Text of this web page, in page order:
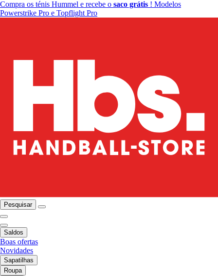
Compra os ténis Hummel e recebe o saco grátis ! Modelos
Powerstrike Pro e Topflight Pro
Pesquisar
Saldos
Boas ofertas
Novidades
Sapatilhas
Roupa